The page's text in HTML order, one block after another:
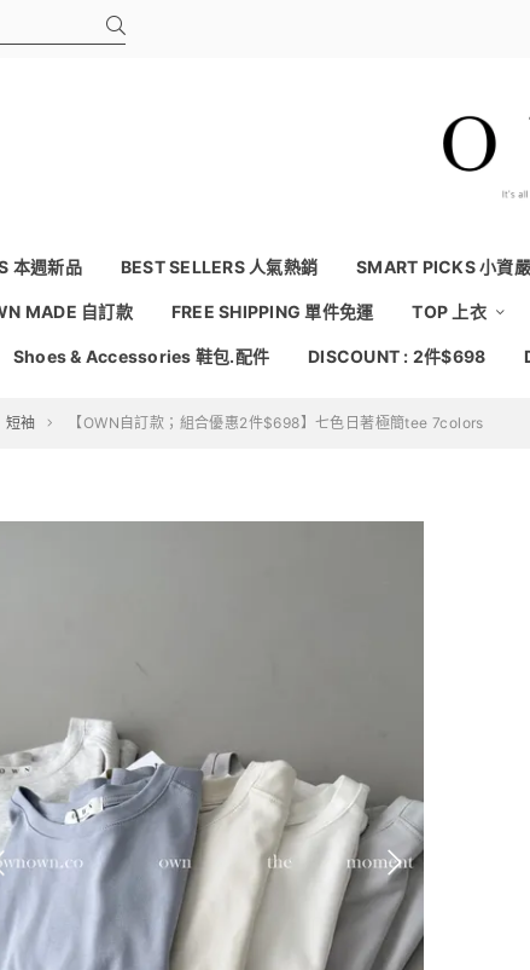
本週新品 BEST SELLERS 人氣熱銷 SMART PICKS 小資
MADE 自訂款 FREE SHIPPING 單件免運 TOP 上衣
Shoes & Accessories 鞋包.配件 DISCOUNT : 2件$698
短袖 【OWN自訂款；組合優惠2件$698】七色日著極簡tee 7colors